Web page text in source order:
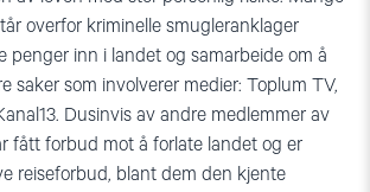
overfor kriminelle smugleranklager
penger inn i landet og samarbeide om å
saker som involverer medier: Toplum TV,
Dusinvis av andre medlemmer av
fått forbud mot å forlate landet og er
reiseforbud, blant dem den kjente